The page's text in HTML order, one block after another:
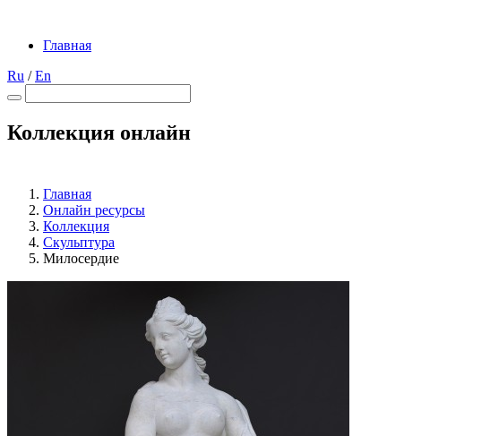
Главная
Ru /En
Коллекция онлайн
Главная
Онлайн ресурсы
Коллекция
Скульптура
Милосердие